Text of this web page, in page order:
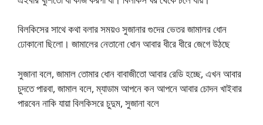
বিলকিসের সাথে কথা বলার সময়ও সুজানার গুদের ভেতর জামালর ধোন
ঢোকানো ছিলো। জামালের নেতানো ধোন আবার ধীরে ধীরে জেগে উঠছে
সুজানা বলে, জামাল তোমার ধোন বাবাজীতো আবার রেডি হচ্ছে, এখন আবার
চুদতে পারবা, জামাল বলে, ম্যাডাম আপনে কন আপনে আবার চোদন খাইবার
পারবেন নাকি যায়া বিলকিসরে চুদুম, সুজানা বলে